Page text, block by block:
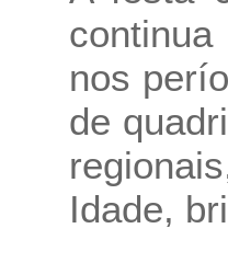
nos
de
Idade,